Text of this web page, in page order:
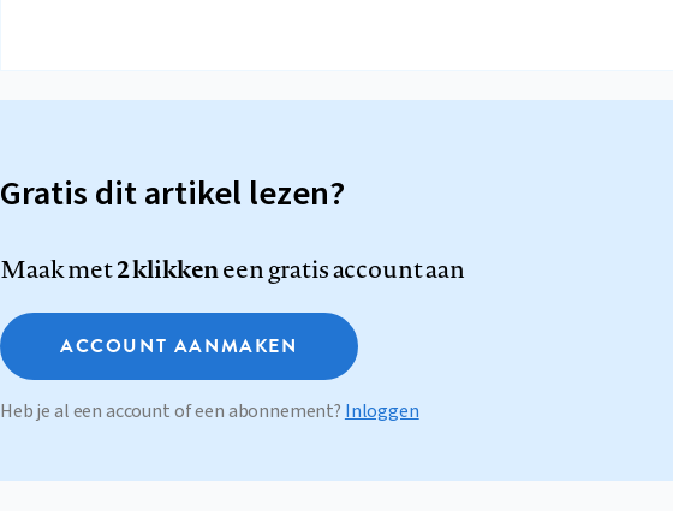
Gratis dit artikel lezen?
Maak met2 klikkeneen gratis account aan
ACCOUNT AANMAKEN
Heb je al een account of een abonnement? Inloggen